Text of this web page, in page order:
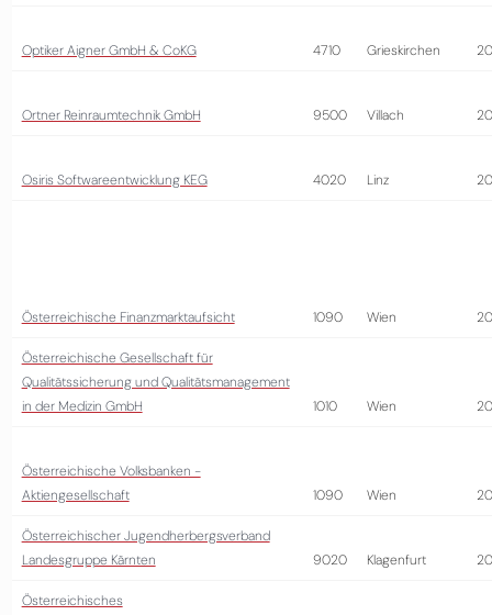
Optiker Aigner GmbH & CoKG 4710 Grieskirchen
Ortner Reinraumtechnik GmbH 9500 Villach
Osiris Softwareentwicklung KEG 4020 Linz
Österreichische Finanzmarktaufsicht 1090 Wien
Österreichische Gesellschaft für
Qualitätssicherung und Qualitätsmanagement
in der Medizin GmbH
1010 Wien
Österreichische Volksbanken -
Aktiengesellschaft
1090 Wien
Österreichischer Jugendherbergsverband
Landesgruppe Kärnten
9020 Klagenfurt
Österreichisches